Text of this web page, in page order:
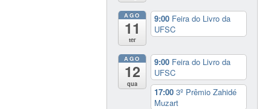
AGO
11
ter
9:00 Feira do Livro da
UFSC
AGO
12
qua
9:00 Feira do Livro da
UFSC
17:003º Prêmio Zahidé
Muzart